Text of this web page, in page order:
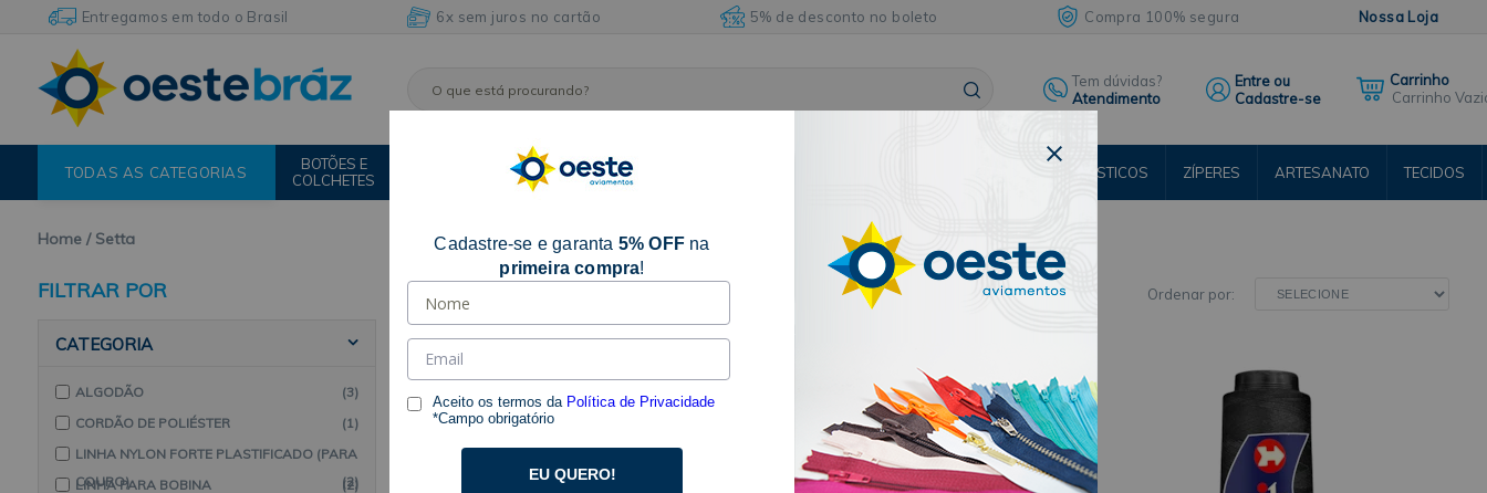
Entregamos em todo o Brasil 6x sem juros no cartão 5% de desconto no boleto Compra 100% segura Nossa Loja
Tem dúvidas?
Atendimento
Entre ou
Cadastre-se
Carrinho
TODAS AS CATEGORIAS
BOTÕES E
COLCHETES
FITAS
ARMARINHOS
E
ACESSÓRIOS
ELÁSTICOS ZÍPERES ARTESANATO TECIDOS
Home Setta
FILTRAR POR
CATEGORIA
ALGODÃO
(3)
CORDÃO DE POLIÉSTER
(1)
LINHA NYLON FORTE PLASTIFICADO (PARA
COURO)
(2)
LINHA PARA BOBINA
(2)
Ordenar por:
1 2
Cadastre-se e garanta 5% OFF na
primeira compra!
Aceito os termos da Política de Privacidade
*Campo obrigatório
EU QUERO!